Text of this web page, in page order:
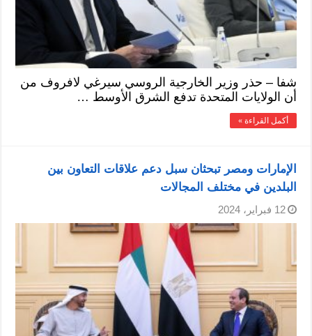
شفا – حذر وزير الخارجية الروسي سيرغي لافروف من
أن الولايات المتحدة تدفع الشرق الأوسط …
أكمل القراءة »
الإمارات ومصر تبحثان سبل دعم علاقات التعاون بين
البلدين في مختلف المجالات
12 فبراير، 2024